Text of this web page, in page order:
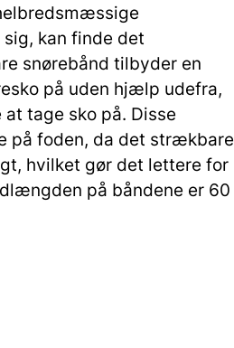
kan finde det
snørebånd tilbyder en
på uden hjælp udefra,
tage sko på. Disse
på foden, da det strækbare
hvilket gør det lettere for
på båndene er 60